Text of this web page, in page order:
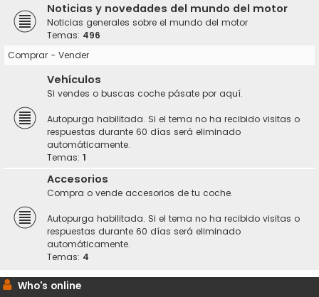
Noticias y novedades del mundo del motor
Noticias generales sobre el mundo del motor
Temas: 496
Comprar - Vender
Vehículos
Si vendes o buscas coche pásate por aquí.
Autopurga habilitada. Si el tema no ha recibido visitas o
respuestas durante 60 días será eliminado
automáticamente.
Temas: 1
Accesorios
Compra o vende accesorios de tu coche.
Autopurga habilitada. Si el tema no ha recibido visitas o
respuestas durante 60 días será eliminado
automáticamente.
Temas: 4
Who's online